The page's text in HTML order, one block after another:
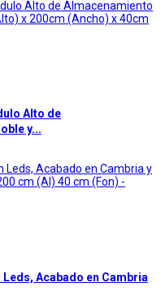
Alto de
y...
Acabado en Cambria